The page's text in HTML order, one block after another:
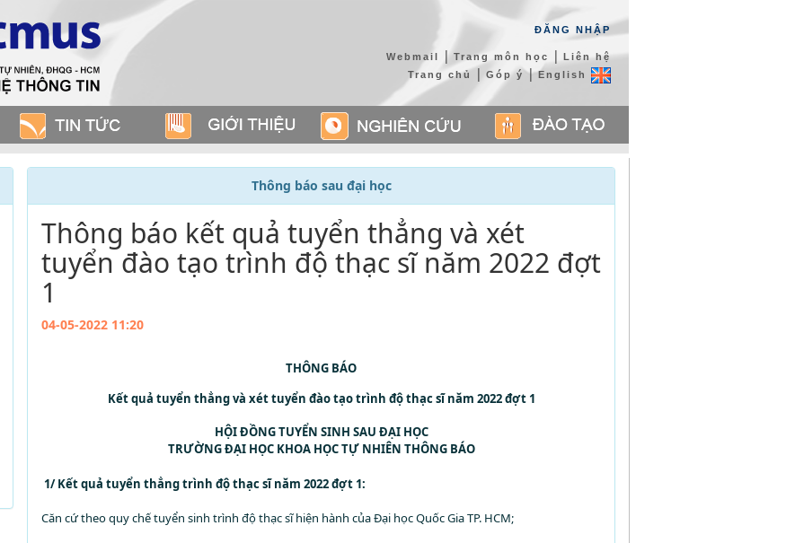
ĐĂNG NHẬP
Webmail | Trang môn học | Liên hệ
Trang chủ | Góp ý|English
Thông báo sau đại học
Thông báo kết quả tuyển thẳng và xét
tuyển đào tạo trình độ thạc sĩ năm 2022 đợt
1
04-05-2022 11:20
THÔNG BÁO
Kết quả tuyển thẳng và xét tuyển đào tạo trình độ thạc sĩ năm 2022 đợt 1
HỘI ĐỒNG TUYỂN SINH SAU ĐẠI HỌC
TRƯỜNG ĐẠI HỌC KHOA HỌC TỰ NHIÊN THÔNG BÁO
1/Kết quả tuyển thẳng trình độ thạc sĩ năm 2022 đợt 1:
Căn cứ theo quy chế tuyển sinh trình độ thạc sĩ hiện hành của Đại học Quốc Gia TP. HCM;